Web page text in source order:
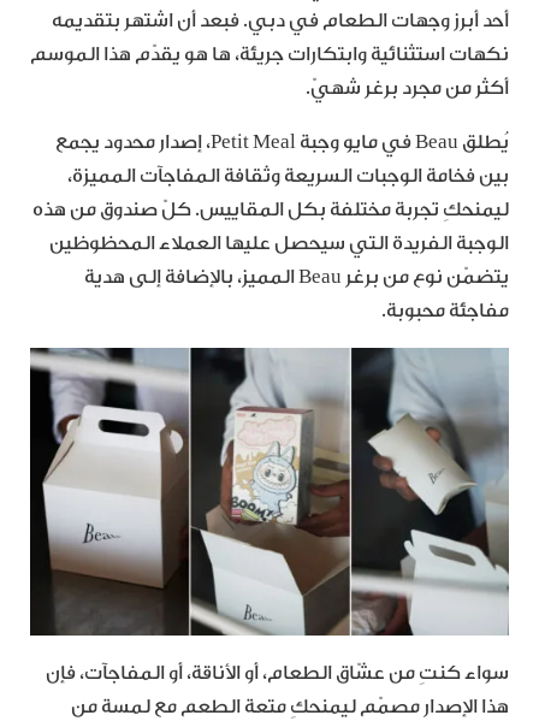
أحد أبرز وجهات الطعام في دبي. فبعد أن اشتهر بتقديمه
نكهات استثنائية وابتكارات جريئة، ها هو يقدّم هذا الموسم
أكثر من مجرد برغر شهيّ.
يُطلق Beau في مايو وجبة Petit Meal، إصدار محدود يجمع
بين فخامة الوجبات السريعة وثقافة المفاجآت المميزة،
ليمنحكِ تجربة مختلفة بكل المقاييس. كلّ صندوق من هذه
الوجبة الفريدة التي سيحصل عليها العملاء المحظوظين
يتضمّن نوع من برغر Beau المميز، بالإضافة إلى هدية
مفاجئة محبوبة.
سواء كنتِ من عشّاق الطعام، أو الأناقة، أو المفاجآت، فإن
هذا الإصدار مصمّم ليمنحكِ متعة الطعم مع لمسة من